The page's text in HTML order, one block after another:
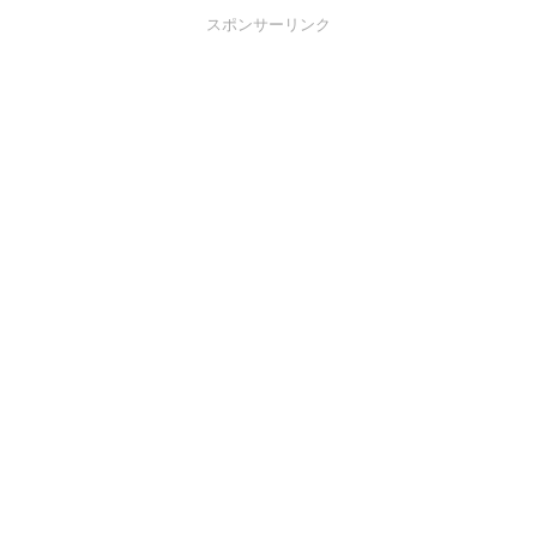
スポンサーリンク